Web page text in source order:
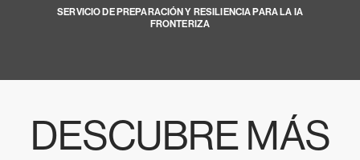
SERVICIO DE PREPARACIÓN Y RESILIENCIA PARA LA IA
FRONTERIZA
DESCUBRE MÁS